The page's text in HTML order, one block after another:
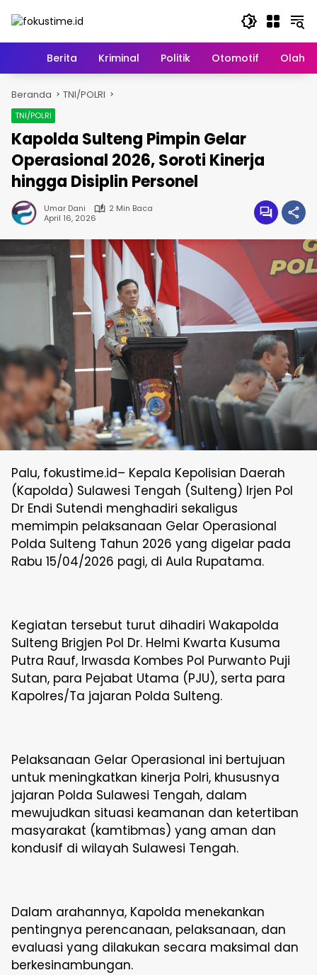
HomeBerita Kriminal Politik Otomotif
Beranda TNI/POLRI
TNI/POLRI
Kapolda Sulteng Pimpin Gelar
Operasional 2026, Soroti Kinerja
hingga Disiplin Personel
Umar Dani
2 Min Baca
April 16, 2026
Palu, fokustime.id– Kepala Kepolisian Daerah
(Kapolda) Sulawesi Tengah (Sulteng) Irjen Pol
Dr Endi Sutendi menghadiri sekaligus
memimpin pelaksanaan Gelar Operasional
Polda Sulteng Tahun 2026 yang digelar pada
Rabu 15/04/2026 pagi, di Aula Rupatama.
Kegiatan tersebut turut dihadiri Wakapolda
Sulteng Brigjen Pol Dr. Helmi Kwarta Kusuma
Putra Rauf, Irwasda Kombes Pol Purwanto Puji
Sutan, para Pejabat Utama (PJU), serta para
Kapolres/Ta jajaran Polda Sulteng.
Pelaksanaan Gelar Operasional ini bertujuan
untuk meningkatkan kinerja Polri, khususnya
jajaran Polda Sulawesi Tengah, dalam
mewujudkan situasi keamanan dan ketertiban
masyarakat (kamtibmas) yang aman dan
kondusif di wilayah Sulawesi Tengah.
Dalam arahannya, Kapolda menekankan
pentingnya perencanaan, pelaksanaan, dan
evaluasi yang dilakukan secara maksimal dan
berkesinambungan.